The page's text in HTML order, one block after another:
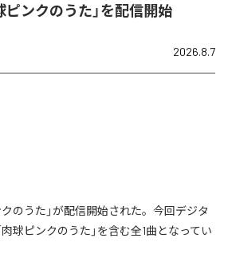
ピンクのうた」を配信開始
2026.8.7
のうた」が配信開始された。今回デジタ
球ピンクのうた」を含む全1曲となってい